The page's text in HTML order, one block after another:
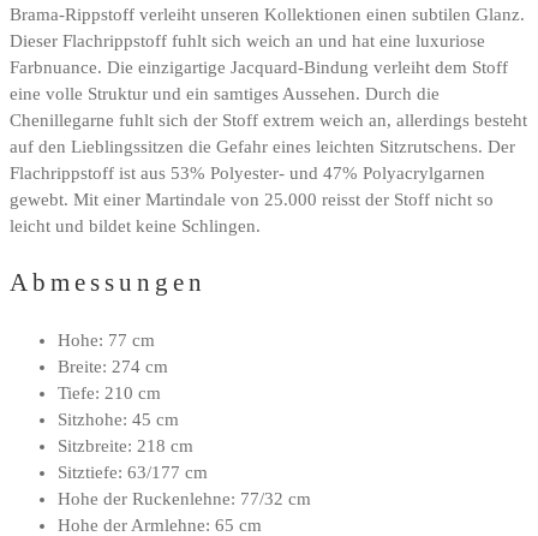
Brama-Rippstoff verleiht unseren Kollektionen einen subtilen Glanz.
Dieser Flachrippstoff fuhlt sich weich an und hat eine luxuriose
Farbnuance. Die einzigartige Jacquard-Bindung verleiht dem Stoff
eine volle Struktur und ein samtiges Aussehen. Durch die
Chenillegarne fuhlt sich der Stoff extrem weich an, allerdings besteht
auf den Lieblingssitzen die Gefahr eines leichten Sitzrutschens. Der
Flachrippstoff ist aus 53% Polyester- und 47% Polyacrylgarnen
gewebt. Mit einer Martindale von 25.000 reisst der Stoff nicht so
leicht und bildet keine Schlingen.
Abmessungen
Hohe: 77 cm
Breite: 274 cm
Tiefe: 210 cm
Sitzhohe: 45 cm
Sitzbreite: 218 cm
Sitztiefe: 63/177 cm
Hohe der Ruckenlehne: 77/32 cm
Hohe der Armlehne: 65 cm